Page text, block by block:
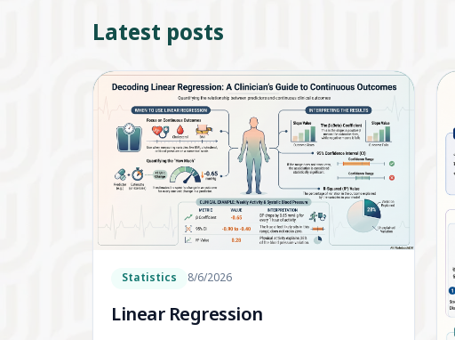
Latest posts
Statistics 8/6/2026
Linear Regression